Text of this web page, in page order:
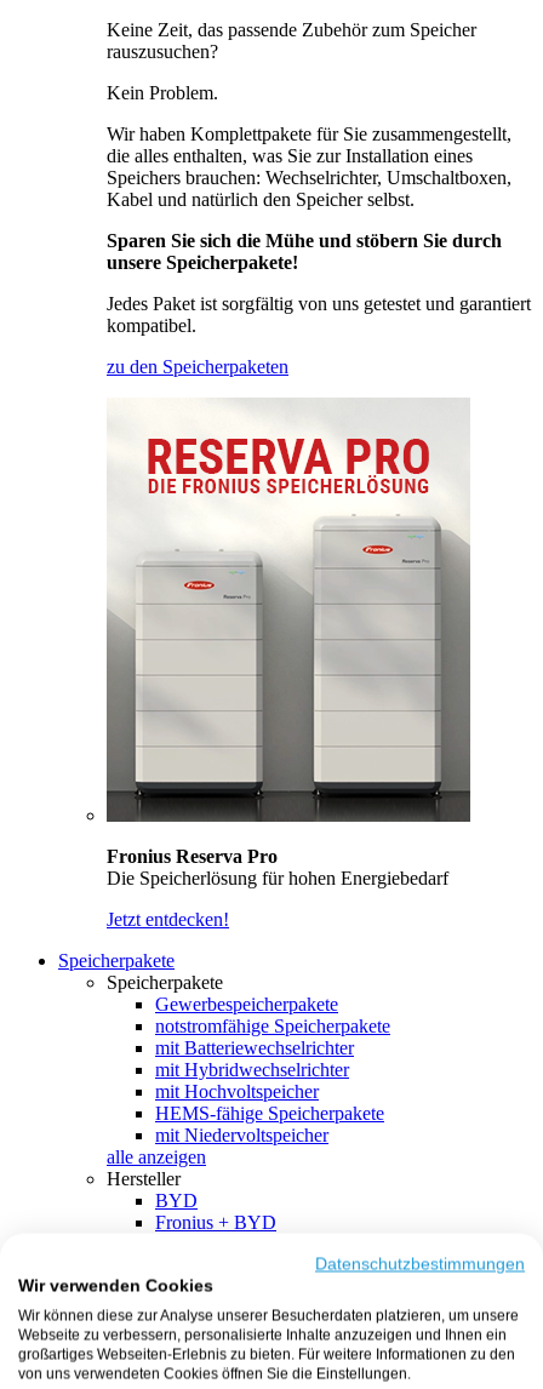
Keine Zeit, das passende Zubehör zum Speicher
rauszusuchen?
Kein Problem.
Wir haben Komplettpakete für Sie zusammengestellt,
die alles enthalten, was Sie zur Installation eines
Speichers brauchen: Wechselrichter, Umschaltboxen,
Kabel und natürlich den Speicher selbst.
Sparen Sie sich die Mühe und stöbern Sie durch
unsere Speicherpakete!
Jedes Paket ist sorgfältig von uns getestet und garantiert
kompatibel.
zu den Speicherpaketen
Fronius Reserva Pro
Die Speicherlösung für hohen Energiebedarf
Jetzt entdecken!
Speicherpakete
Speicherpakete
Gewerbespeicherpakete
notstromfähige Speicherpakete
mit Batteriewechselrichter
mit Hybridwechselrichter
mit Hochvoltspeicher
HEMS-fähige Speicherpakete
mit Niedervoltspeicher
alle anzeigen
Hersteller
BYD
Fronius + BYD
SMA + BYD
EcoFlow
EcoFlow + EcoFlow
FENECON
FENECON + FENECON
Datenschutzbestimmungen
Wir verwenden Cookies
Wir können diese zur Analyse unserer Besucherdaten platzieren, um unsere
Webseite zu verbessern, personalisierte Inhalte anzuzeigen und Ihnen ein
großartiges Webseiten-Erlebnis zu bieten. Für weitere Informationen zu den
von uns verwendeten Cookies öffnen Sie die Einstellungen.